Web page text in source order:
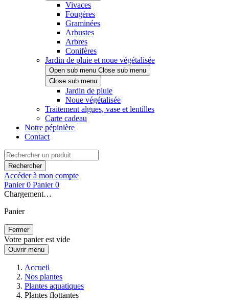
Vivaces
Fougères
Graminées
Arbustes
Arbres
Conifères
Jardin de pluie et noue végétalisée
Open sub menu Close sub menu
Close sub menu
Jardin de pluie
Noue végétalisée
Traitement algues, vase et lentilles
Carte cadeau
Notre pépinière
Contact
Rechercher
Accéder à mon compte
Panier 0 Panier 0
Chargement…
Panier
Fermer
Votre panier est vide
Ouvrir menu
Accueil
Nos plantes
Plantes aquatiques
Plantes flottantes